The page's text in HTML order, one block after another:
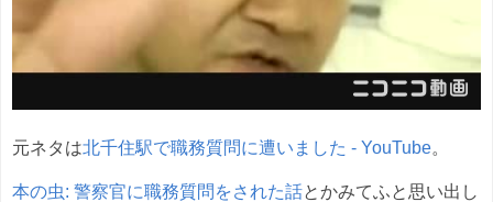
元ネタは北千住駅で職務質問に遭いました - YouTube。
本の虫: 警察官に職務質問をされた話とかみてふと思い出し